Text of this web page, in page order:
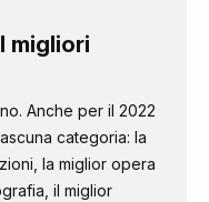
migliori
Anche per il 2022
categoria: la
la miglior opera
il miglior